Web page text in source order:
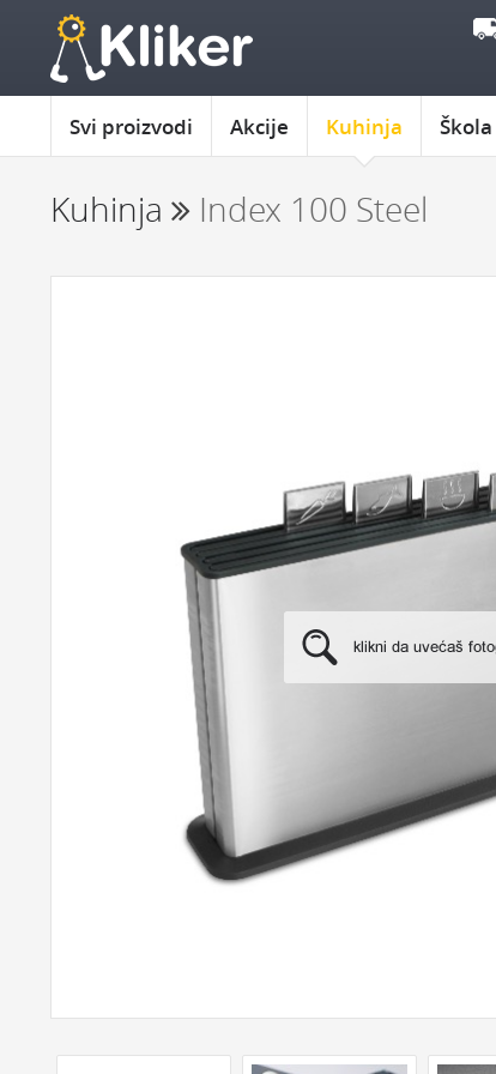
Svi proizvodi Akcije Kuhinja
Kuhinja Index 100 Steel